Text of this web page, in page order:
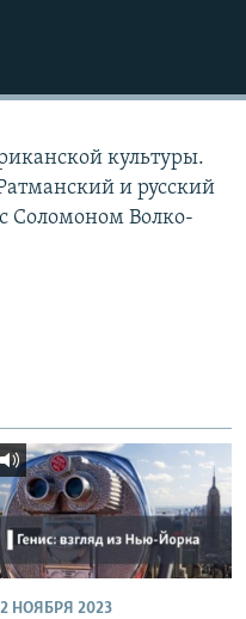
культуры.
и русский
Соломоном Волко-
НОЯБРЯ 2023